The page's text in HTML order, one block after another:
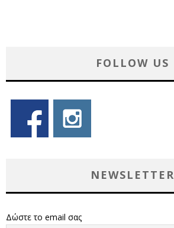
FOLLOW US
NEWSLETTER
Δώστε το email σας